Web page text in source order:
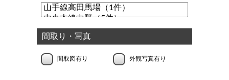
間取り・写真
間取図有り 外観写真有り